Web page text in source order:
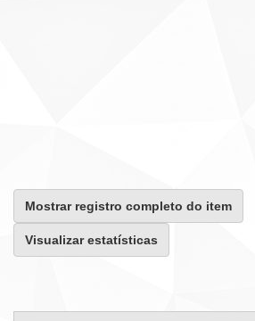
Mostrar registro completo do item
Visualizar estatísticas